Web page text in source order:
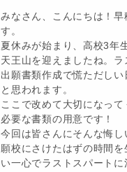
みなさん、こんにちは！早
す。
夏休みが始まり、高校3年
天王山を迎えましたね。ラ
出願書類作成で慌ただしい
と思われます。
ここで改めて大切になって
必要な書類の用意です！
今回は皆さんにそんな悔し
願校にさけたはずの時間を
い一心でラストスパート